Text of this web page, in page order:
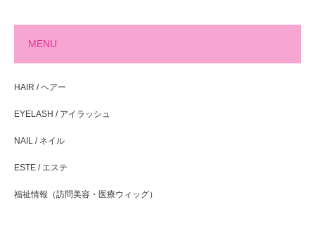
MENU
HAIR / ヘアー
EYELASH / アイラッシュ
NAIL / ネイル
ESTE / エステ
福祉情報（訪問美容・医療ウィッグ）